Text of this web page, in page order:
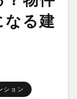
なる建
ション